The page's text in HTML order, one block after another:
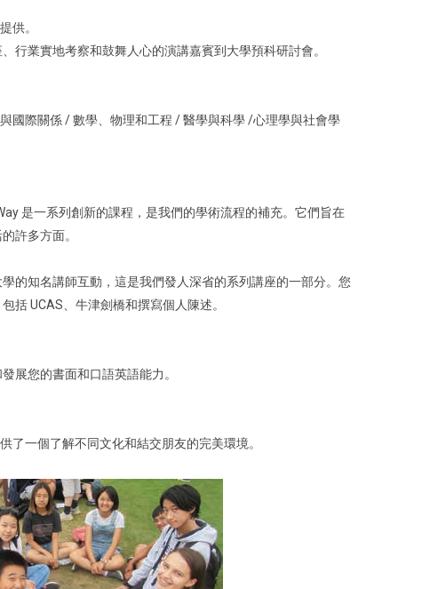
供。
行業實地考察和鼓舞人心的演講嘉賓到大學預科研討會。
國際關係 / 數學、物理和工程 / 醫學與科學 /心理學與社會學
是一系列創新的課程，是我們的學術流程的補充。它們旨在
許多方面。
的知名講師互動，這是我們發人深省的系列講座的一部分。您
括 UCAS、牛津劍橋和撰寫個人陳述。
展您的書面和口語英語能力。
了一個了解不同文化和結交朋友的完美環境。